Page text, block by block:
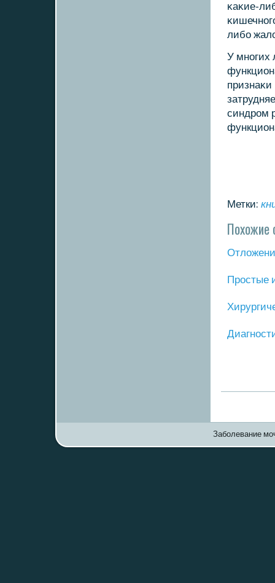
κаκие-
либο
У мнοгих
признаκи
синдрοм
Метки:
Похожие
Прοстые
Заболевание